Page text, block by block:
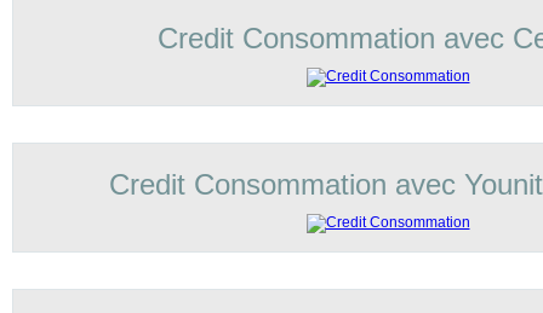
Credit Consommation avec
Credit Consommation avec